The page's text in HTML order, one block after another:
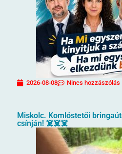
2026-08-08 Nincs hozzászólás
Miskolc. Komlóstetői
csínján! ☠️☠️☠️